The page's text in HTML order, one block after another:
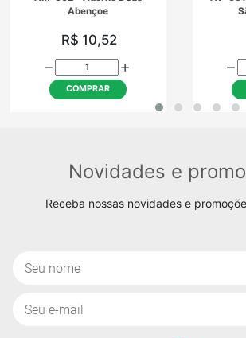
AM-002 - Adorno Deus
Novidades e
Receba nossas novidades e